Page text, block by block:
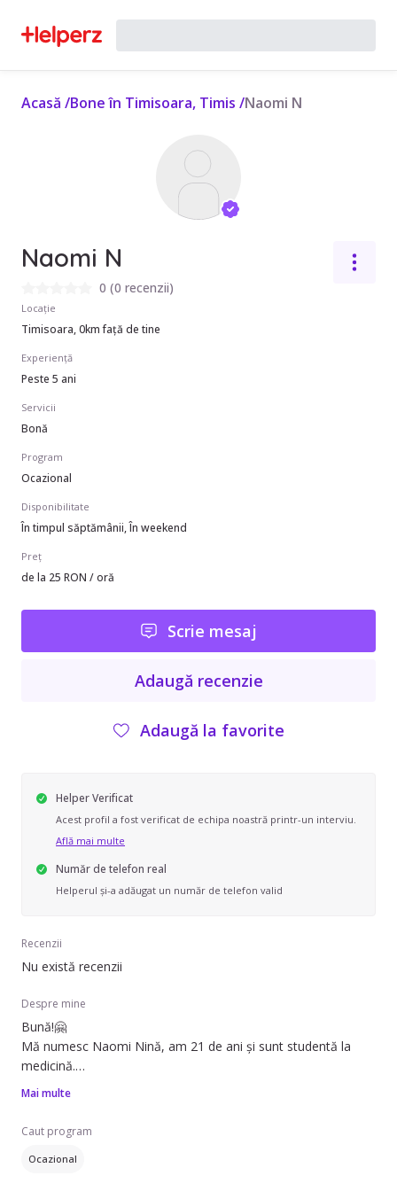
Acasă /Bone în Timisoara, Timis /Naomi N
Naomi N
0 (0 recenzii)
Locație
Timisoara, 0km față de tine
Experiență
Peste 5 ani
Servicii
Bonă
Program
Ocazional
Disponibilitate
În timpul săptămânii, În weekend
Preț
de la 25 RON / oră
Scrie mesaj
Adaugă recenzie
Adaugă la favorite
Helper Verificat
Acest profil a fost verificat de echipa noastră printr-un interviu.
Află mai multe
Număr de telefon real
Helperul și-a adăugat un număr de telefon valid
Recenzii
Nu există recenzii
Despre mine
Bună!🤗
Mă numesc Naomi Nină, am 21 de ani și sunt studentă la
medicină.
Iubesc să cânt, atât cu vocea, cât și la vioară, să citesc, să
să gătesc, să călătoresc și găsesc împlinire când pun
zâmbete pe fețe, motiv pentru care mă ocup și de
fotografiat. 😇
Mai multe
Caut program
Ocazional